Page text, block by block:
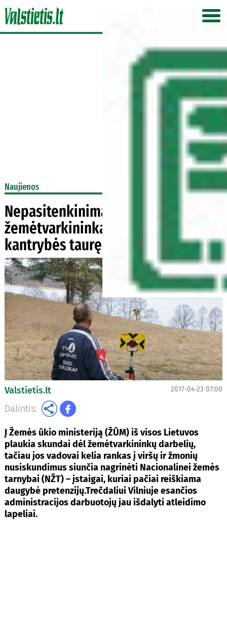
Naujienos
Nepasitenkinimas
žemėtvarkininkais perpildė
kantrybės taurę
Valstietis.lt 2017-04-23 07:00
Dalintis:
Į Žemės ūkio ministeriją (ŽŪM) iš visos Lietuvos
plaukia skundai dėl žemėtvarkininkų darbelių,
tačiau jos vadovai kelia rankas į viršų ir žmonių
nusiskundimus siunčia nagrinėti Nacionalinei žemės
tarnybai (NŽT) – įstaigai, kuriai pačiai reiškiama
daugybė pretenzijų.Trečdaliui Vilniuje esančios
administracijos darbuotojų jau išdalyti atleidimo
lapeliai.